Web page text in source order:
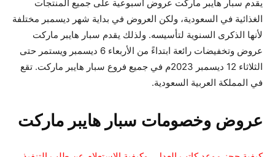
يقدم سبار هايبر ماركت عروض أسبوعية على جميع المنتجات
الغذائية في السعودية، ولكن العروض في بداية شهر ديسمبر مختلفة
لأنها الذكرى السنوية لتأسيسه. ولذلك يقدم سبار هايبر ماركت
عروض وتخفيضات رائعة ابتداءً من الأربعاء 6 ديسمبر ويستمر حتى
الثلاثاء 12 ديسمبر 2023م في جميع فروع سبار هايبر ماركت. تقع
في المملكة العربية السعودية.
عروض وخصومات سبار هايبر ماركت